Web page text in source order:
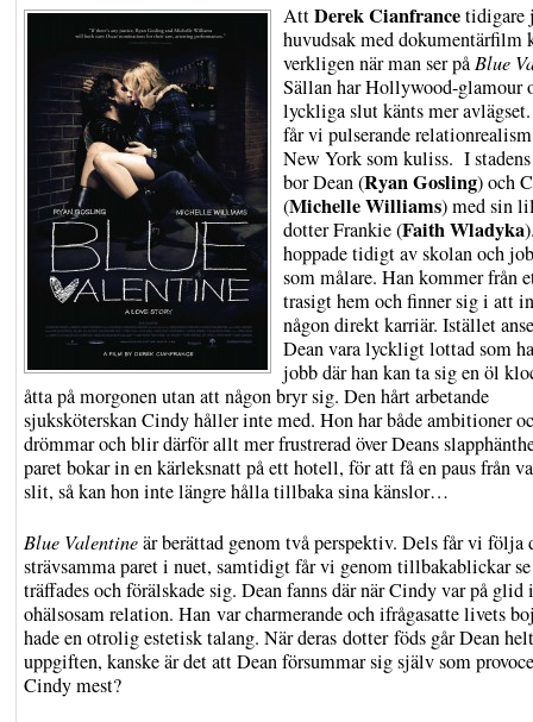
AttDerek Cianfrancetidigare
huvudsak med dokumentärfilm
verkligen när man ser på Blue
Sällan har Hollywood-glamour
lyckliga slut känts mer
får vi pulserande
New York som kuliss. I
bor Dean (Ryan Gosling) och
(Michelle Williams) med sin
dotter Frankie (Faith Wladyka
hoppade tidigt av skolan och
som målare. Han kommer från
trasigt hem och finner sig i att
någon direkt karriär. Istället
Dean vara lyckligt lottad som
jobb där han kan ta sig en öl
åtta på morgonen utan att någon bryr sig. Den hårt arbetande
sjuksköterskan Cindy håller inte med. Hon har både ambitioner
drömmar och blir därför allt mer frustrerad över Deans
paret bokar in en kärleksnatt på ett hotell, för att få en paus från
slit, så kan hon inte längre hålla tillbaka sina känslor…
Blue Valentineär berättad genom två perspektiv. Dels får vi följa
strävsamma paret i nuet, samtidigt får vi genom tillbakablickar
träffades och förälskade sig. Dean fanns där när Cindy var på glid
ohälsosam relation. Han var charmerande och ifrågasatte livets
hade en otrolig estetisk talang. När deras dotter föds går Dean
uppgiften, kanske är det att Dean försummar sig själv som
Cindy mest?